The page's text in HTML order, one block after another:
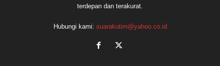
terdepan dan terakurat.
Hubungi kami: suarakutim@yahoo.co.id